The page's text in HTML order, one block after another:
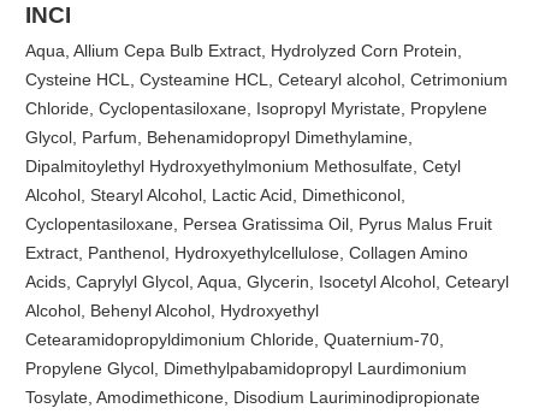
INCI
Aqua, Allium Cepa Bulb Extract, Hydrolyzed Corn Protein,
Cysteine HCL, Cysteamine HCL, Cetearyl alcohol, Cetrimonium
Chloride, Cyclopentasiloxane, Isopropyl Myristate, Propylene
Glycol, Parfum, Behenamidopropyl Dimethylamine,
Dipalmitoylethyl Hydroxyethylmonium Methosulfate, Cetyl
Alcohol, Stearyl Alcohol, Lactic Acid, Dimethiconol,
Cyclopentasiloxane, Persea Gratissima Oil, Pyrus Malus Fruit
Extract, Panthenol, Hydroxyethylcellulose, Collagen Amino
Acids, Caprylyl Glycol, Aqua, Glycerin, Isocetyl Alcohol, Cetearyl
Alcohol, Behenyl Alcohol, Hydroxyethyl
Cetearamidopropyldimonium Chloride, Quaternium-70,
Propylene Glycol, Dimethylpabamidopropyl Laurdimonium
Tosylate, Amodimethicone, Disodium Lauriminodipropionate